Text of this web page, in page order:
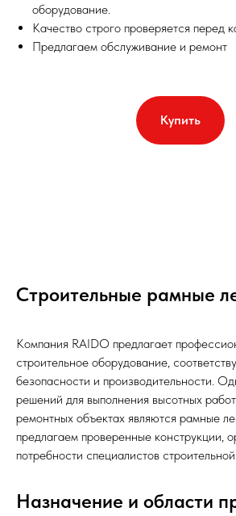
оборудование.
Качество строго проверяется перед
Предлагаем обслуживание и ремонт
Купить
Строительные рамные
Компания RAIDO предлагает
строительное оборудование,
безопасности и производительности.
решений для выполнения высотных
ремонтных объектах являются рамные
предлагаем проверенные конструкции,
потребности специалистов
Назначение и области